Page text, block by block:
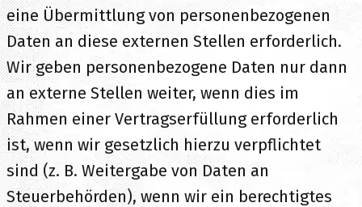
eine Übermittlung von personenbezogenen
Daten an diese externen Stellen erforderlich.
Wir geben personenbezogene Daten nur dann
an externe Stellen weiter, wenn dies im
Rahmen einer Vertragserfüllung erforderlich
ist, wenn wir gesetzlich hierzu verpflichtet
sind (z. B. Weitergabe von Daten an
Steuerbehörden), wenn wir ein berechtigtes